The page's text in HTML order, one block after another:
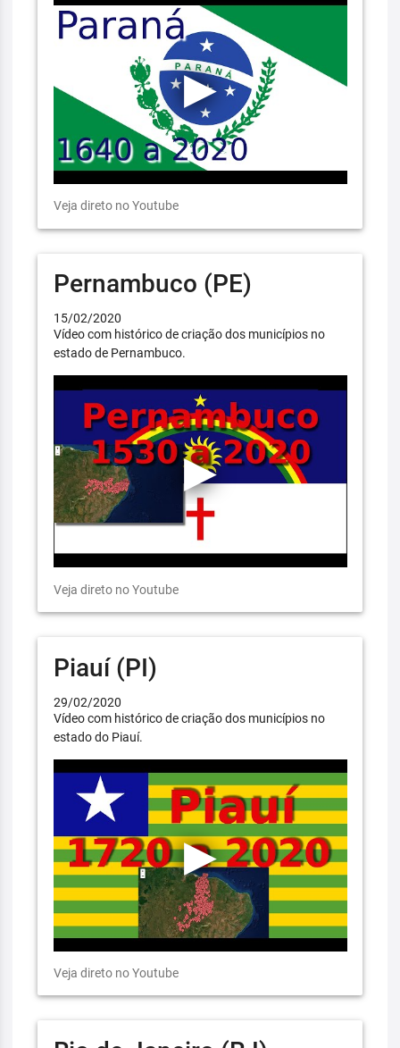
Veja direto no Youtube
Pernambuco (PE)
15/02/2020
Vídeo com histórico de criação dos municípios no
estado de Pernambuco.
Veja direto no Youtube
Piauí (PI)
29/02/2020
Vídeo com histórico de criação dos municípios no
estado do Piauí.
Veja direto no Youtube